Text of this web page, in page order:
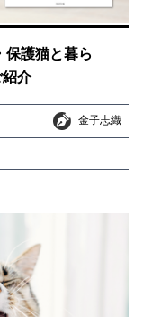
保護猫と暮ら
介
金子志織
金子志織